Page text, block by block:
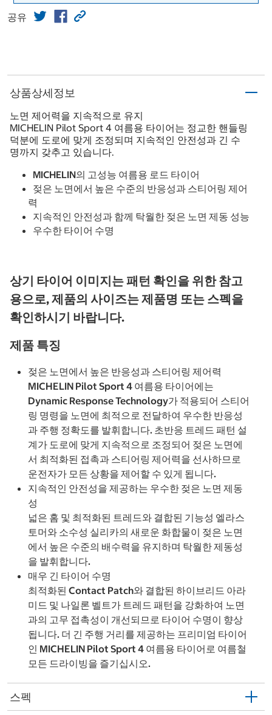
공유
상품상세정보
노면 제어력을 지속적으로 유지
MICHELIN Pilot Sport 4 여름용 타이어는 정교한 핸들링
덕분에 도로에 맞게 조정되며 지속적인 안전성과 긴 수
명까지 갖추고 있습니다.
MICHELIN의 고성능 여름용 로드 타이어
젖은 노면에서 높은 수준의 반응성과 스티어링 제어
력
지속적인 안전성과 함께 탁월한 젖은 노면 제동 성능
우수한 타이어 수명
상기 타이어 이미지는 패턴 확인을 위한 참고
용으로, 제품의 사이즈는 제품명 또는 스펙을
확인하시기 바랍니다.
제품 특징
젖은 노면에서 높은 반응성과 스티어링 제어력
MICHELIN Pilot Sport 4 여름용 타이어에는
Dynamic Response Technology가 적용되어 스티어
링 명령을 노면에 최적으로 전달하여 우수한 반응성
과 주행 정확도를 발휘합니다. 초반응 트레드 패턴 설
계가 도로에 맞게 지속적으로 조정되어 젖은 노면에
서 최적화된 접촉과 스티어링 제어력을 선사하므로
운전자가 모든 상황을 제어할 수 있게 됩니다.
지속적인 안전성을 제공하는 우수한 젖은 노면 제동
성
넓은 홈 및 최적화된 트레드와 결합된 기능성 엘라스
토머와 소수성 실리카의 새로운 화합물이 젖은 노면
에서 높은 수준의 배수력을 유지하며 탁월한 제동성
을 발휘합니다.
매우 긴 타이어 수명
최적화된 Contact Patch와 결합된 하이브리드 아라
미드 및 나일론 벨트가 트레드 패턴을 강화하여 노면
과의 고무 접촉성이 개선되므로 타이어 수명이 향상
됩니다. 더 긴 주행 거리를 제공하는 프리미엄 타이어
인 MICHELIN Pilot Sport 4 여름용 타이어로 여름철
모든 드라이빙을 즐기십시오.
스펙